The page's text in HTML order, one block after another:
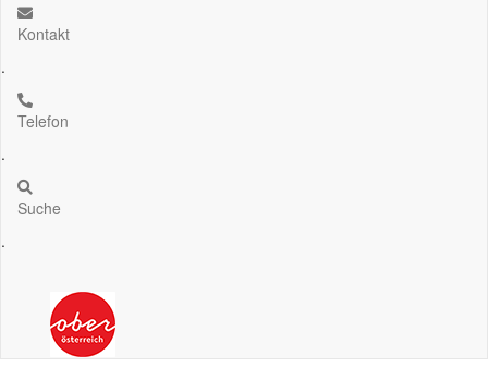
Kontakt
.
Telefon
.
Suche
.